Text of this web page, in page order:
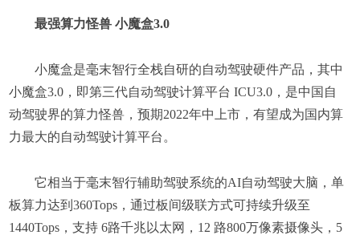
最强算力怪兽 小魔盒3.0
小魔盒是毫末智行全栈自研的自动驾驶硬件产品，其中
小魔盒3.0，即第三代自动驾驶计算平台 ICU3.0，是中国自
动驾驶界的算力怪兽，预期2022年中上市，有望成为国内算
力最大的自动驾驶计算平台。
它相当于毫末智行辅助驾驶系统的AI自动驾驶大脑，单
板算力达到360Tops，通过板间级联方式可持续升级至
1440Tops，支持 6路千兆以太网，12 路800万像素摄像头，5